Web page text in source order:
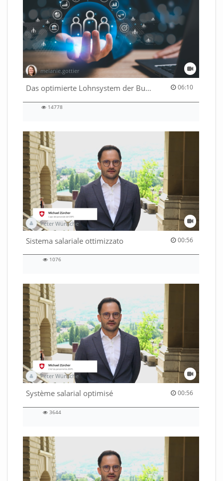
melanie.gottier
Das optimierte Lohnsystem der Bundesverwaltung 06:10
06:10 duration
14778
Peter Wünsche
Sistema salariale ottimizzato 00:56
00:56 duration
1076
Peter Wünsche
Système salarial optimisé 00:56
00:56 duration
3644